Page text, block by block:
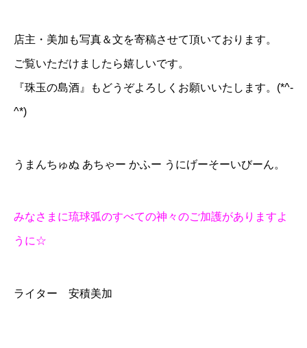
店主・美加も写真＆文を寄稿させて頂いております。
ご覧いただけましたら嬉しいです。
『珠玉の島酒』もどうぞよろしくお願いいたします。(*^-
^*)
うまんちゅぬ あちゃー かふー うにげーそーいびーん。
みなさまに琉球弧のすべての神々のご加護がありますよ
うに☆
ライター 安積美加